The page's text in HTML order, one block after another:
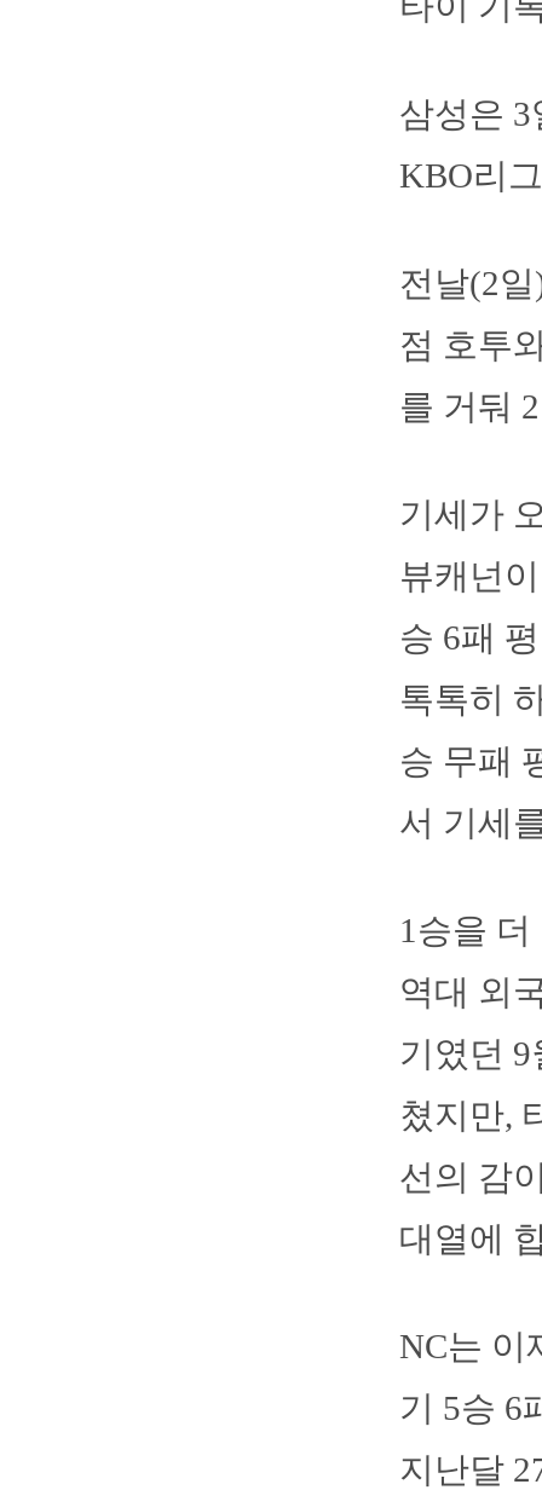
삼성은 3
KBO리
전날(2
점 호투
를 거둬
기세가
뷰캐넌
승 6패
톡톡히
승 무패
서 기세
1승을
역대 외
기였던
쳤지만,
선의 감
대열에
NC는 이
기 5승 6
지난달